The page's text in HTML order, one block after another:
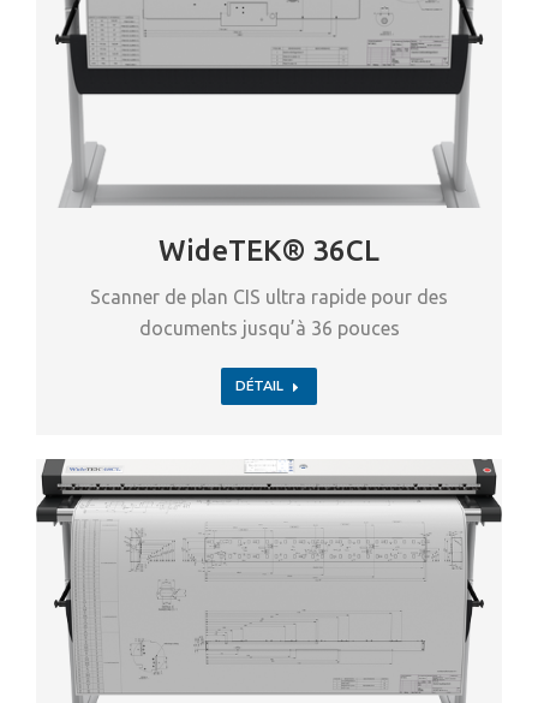
WideTEK® 36CL
Scanner de plan CIS ultra rapide pour des
documents jusqu’à 36 pouces
DÉTAIL